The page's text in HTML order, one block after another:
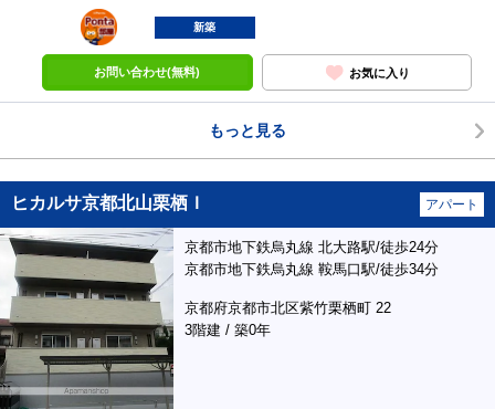
ポンタ
部屋
新築
お問い合わせ(無料) お気に入り
もっと見る
ヒカルサ京都北山栗栖Ｉ アパート
京都市地下鉄烏丸線 北大路駅/徒歩24分
京都市地下鉄烏丸線 鞍馬口駅/徒歩34分
京都府京都市北区紫竹栗栖町 22
3階建 / 築0年